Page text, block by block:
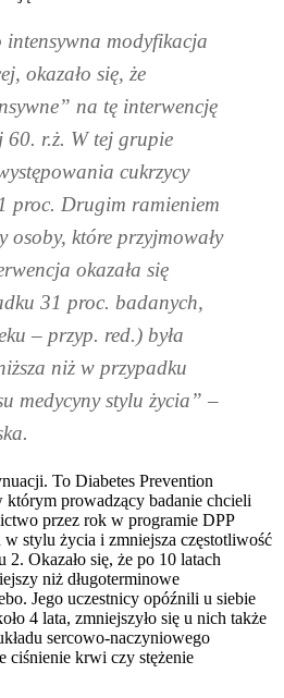
intensywna modyfikacja
okazało się, że
na tę interwencję
60. r.ż. W tej grupie
cukrzycy
proc. Drugim ramieniem
osoby, które przyjmowały
okazała się
31 proc. badanych,
– przyp. red.) była
niż w przypadku
medycyny stylu życia” –
To Diabetes Prevention
którym prowadzący badanie chcieli
przez rok w programie DPP
stylu życia i zmniejsza częstotliwość
Okazało się, że po 10 latach
niż długoterminowe
Jego uczestnicy opóźnili u siebie
4 lata, zmniejszyło się u nich także
sercowo-naczyniowego
ciśnienie krwi czy stężenie